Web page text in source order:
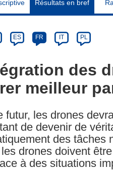
Résultats en bref
ES FR IT PL
des
meilleur
futur, les drones
de devenir de
des tâches
drones doivent
à des situations